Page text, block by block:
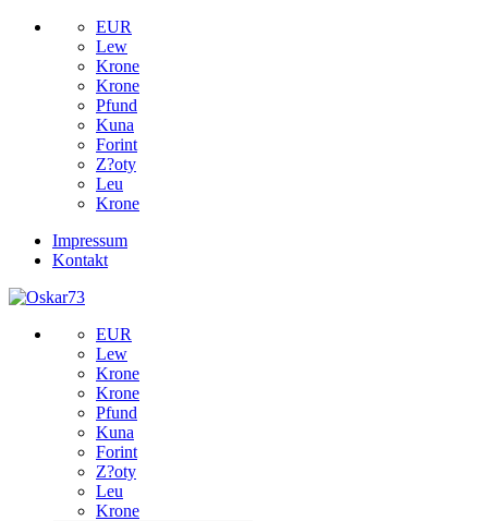
EUR
Lew
Krone
Krone
Pfund
Kuna
Forint
Z?oty
Leu
Krone
Impressum
Kontakt
EUR
Lew
Krone
Krone
Pfund
Kuna
Forint
Z?oty
Leu
Krone